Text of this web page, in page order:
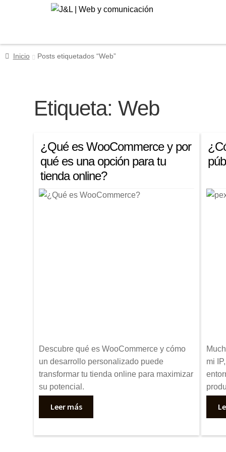
navegación
Inicio Posts etiquetados “Web”
Etiqueta:Web
¿Qué es WooCommerce y por
qué es una opción para tu
tienda online?
Descubre qué es WooCommerce y cómo
un desarrollo personalizado puede
transformar tu tienda online para maximizar
su potencial.
Leer más
mi